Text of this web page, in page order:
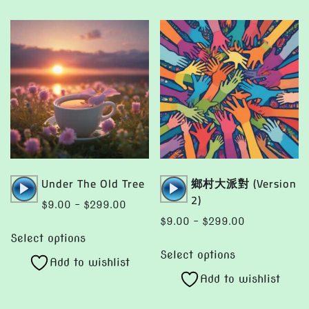
The
options
may
be
chosen
the
product
page
chosen
on
the
product
page
Audio
Player
Under The Old Tree
$9.00 – $299.00
$299.00
Select options
product
has
Add to wishlist
Audio
Player
鄉村大派對 (Version
2)
$9.00 – $299.00
$299.00
Select options
product
has
Add to wishlist